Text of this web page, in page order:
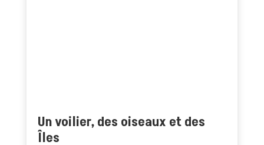
Un voilier, des oiseaux et des
Îles